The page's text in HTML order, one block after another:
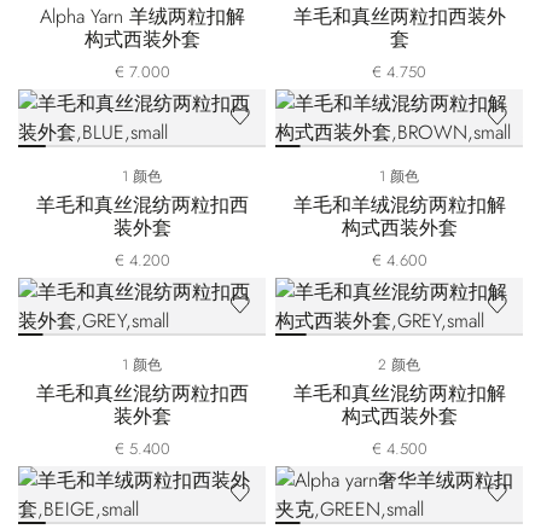
Alpha Yarn 羊绒两粒扣解
构式西装外套
€ 7.000
羊毛和真丝两粒扣西装外
套
€ 4.750
1 颜色
羊毛和真丝混纺两粒扣西
装外套
€ 4.200
1 颜色
羊毛和羊绒混纺两粒扣解
构式西装外套
€ 4.600
1 颜色
羊毛和真丝混纺两粒扣西
装外套
€ 5.400
2 颜色
羊毛和真丝混纺两粒扣解
构式西装外套
€ 4.500